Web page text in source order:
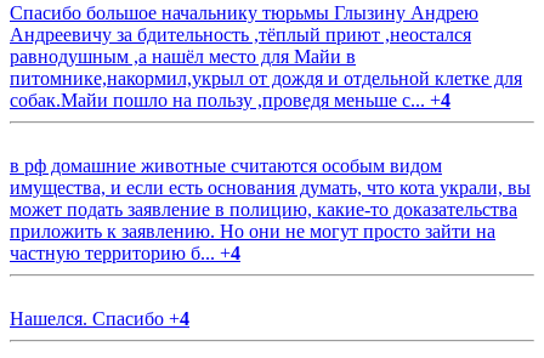
Спасибо большое начальнику тюрьмы Глызину Андрею
Андреевичу за бдительность ,тёплый приют ,неостался
равнодушным ,а нашёл место для Майи в
питомнике,накормил,укрыл от дождя и отдельной клетке для
собак.Майи пошло на пользу ,проведя меньше с... +4
в рф домашние животные считаются особым видом
имущества, и если есть основания думать, что кота украли, вы
может подать заявление в полицию, какие-то доказательства
приложить к заявлению. Но они не могут просто зайти на
частную территорию б... +4
Нашелся. Спасибо +4